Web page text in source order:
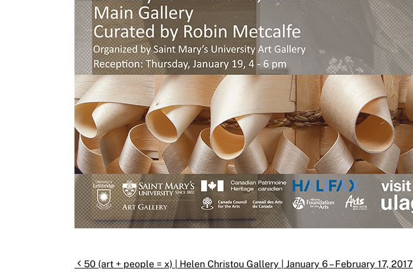
Post navigation
50 (art + people = x) | Helen Christou Gallery | January 6 – February 17, 2017